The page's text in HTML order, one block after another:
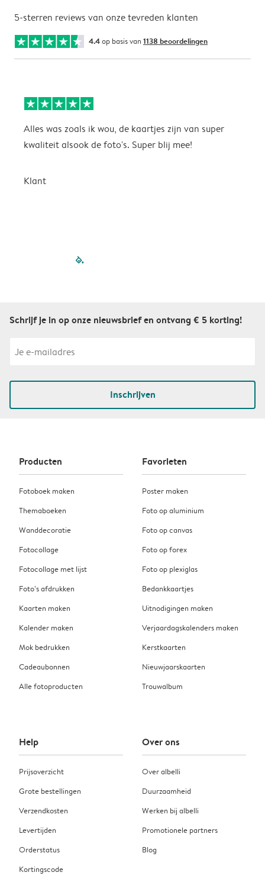
5-sterren reviews van onze tevreden klanten
4.4op basis van 1138 beoordelingen
Alles was zoals ik wou, de kaartjes zijn van super
kwaliteit alsook de foto's. Super blij mee!
Klant
filled-pagination
Schrijf je in op onze nieuwsbrief en ontvang € 5 korting!
Inschrijven
Producten
Fotoboek maken
Themaboeken
Wanddecoratie
Fotocollage
Fotocollage met lijst
Foto’s afdrukken
Kaarten maken
Kalender maken
Mok bedrukken
Cadeaubonnen
Alle fotoproducten
Favorieten
Poster maken
Foto op aluminium
Foto op canvas
Foto op forex
Foto op plexiglas
Bedankkaartjes
Uitnodigingen maken
Verjaardagskalenders maken
Kerstkaarten
Nieuwjaarskaarten
Trouwalbum
Help
Prijsoverzicht
Grote bestellingen
Verzendkosten
Levertijden
Orderstatus
Kortingscode
Over ons
Over albelli
Duurzaamheid
Werken bij albelli
Promotionele partners
Blog